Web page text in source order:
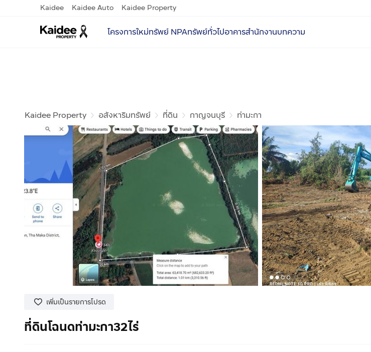
Kaidee Kaidee Auto Kaidee Property
โครงการใหม่ทรัพย์ NPAทรัพย์ทั่วไปอาคารสำนักงานบทความ
Kaidee Property อสังหาริมทรัพย์ ที่ดิน กาญจนบุรี ท่ามะกา
เพิ่มเป็นรายการโปรด
ที่ดินโฉนดท่ามะกา32ไร่